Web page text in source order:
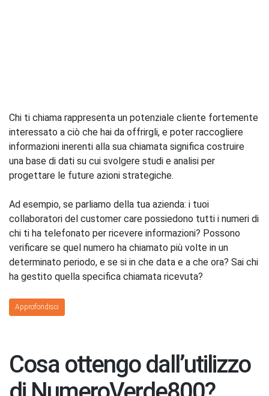
Chi ti chiama rappresenta un potenziale cliente fortemente
interessato a ciò che hai da offrirgli, e poter raccogliere
informazioni inerenti alla sua chiamata significa costruire
una base di dati su cui svolgere studi e analisi per
progettare le future azioni strategiche.
Ad esempio, se parliamo della tua azienda: i tuoi
collaboratori del customer care possiedono tutti i numeri di
chi ti ha telefonato per ricevere informazioni? Possono
verificare se quel numero ha chiamato più volte in un
determinato periodo, e se si in che data e a che ora? Sai chi
ha gestito quella specifica chiamata ricevuta?
Approfondisci
Cosa ottengo dall’utilizzo